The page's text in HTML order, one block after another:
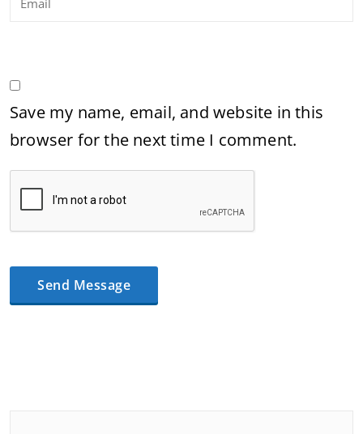
Save my name, email, and website in this
browser for the next time I comment.